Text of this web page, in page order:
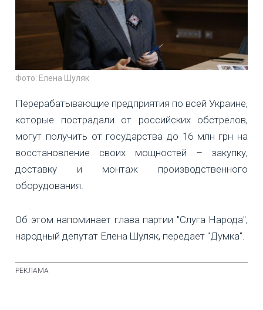
Фото: Елена Шуляк
Перерабатывающие предприятия по всей Украине,
которые пострадали от российских обстрелов,
могут получить от государства до 16 млн грн на
восстановление своих мощностей – закупку,
доставку и монтаж производственного
оборудования.
Об этом напоминает глава партии "Слуга Народа",
народный депутат Елена Шуляк, передает "Думка".